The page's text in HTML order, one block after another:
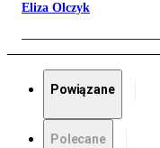
Eliza Olczyk
Powiązane
Polecane